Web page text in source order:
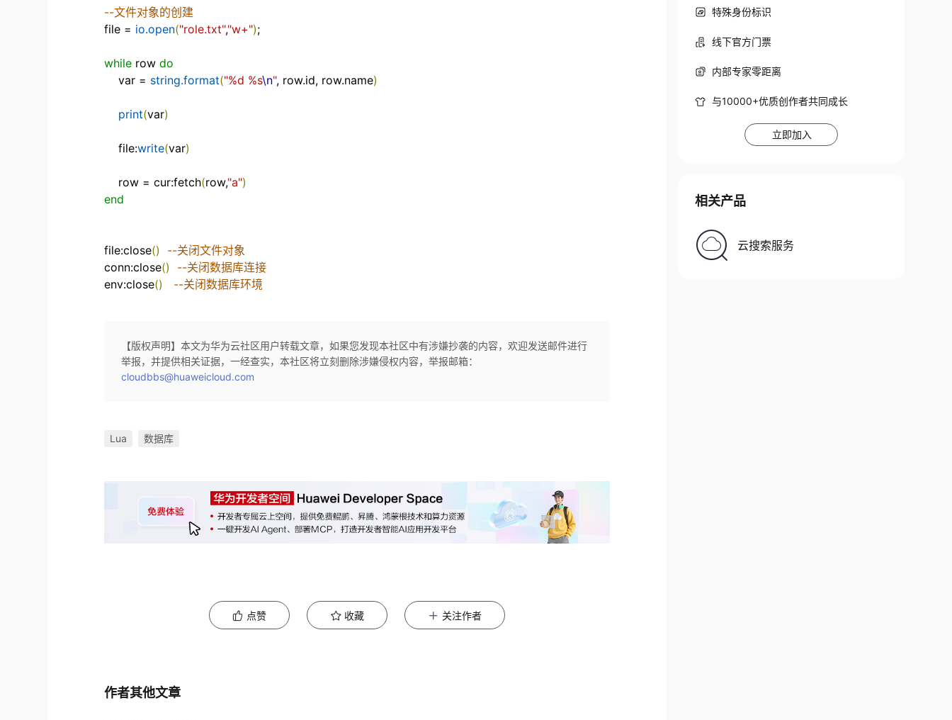
--文件对象的创建
file = io.open("role.txt","w+");
while row do
var = string.format("%d %s\n", row.id, row.name)
print(var)
file:write(var)
row = cur:fetch(row,"a")
end
file:close()
--关闭文件对象
conn:close()
--关闭数据库连接
env:close() --关闭数据库环境
【版权声明】本文为华为云社区用户转载文章，如果您发现本社区中有涉嫌抄袭的内容，欢迎发送邮件进行
举报，并提供相关证据，一经查实，本社区将立刻删除涉嫌侵权内容，举报邮箱：
cloudbbs@huaweicloud.com
Lua 数据库
点赞 收藏 关注作者
作者其他文章
特殊身份标识
线下官方门票
内部专家零距离
与10000+优质创作者共同成长
立即加入
相关产品
云搜索服务